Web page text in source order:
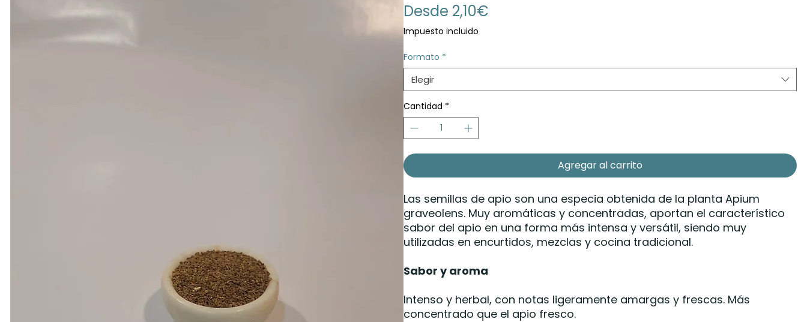
Desde 2,10€
Impuesto incluido
Formato *
Elegir
Cantidad *
Agregar al carrito
Las semillas de apio son una especia obtenida de la planta Apium
graveolens. Muy aromáticas y concentradas, aportan el característico
sabor del apio en una forma más intensa y versátil, siendo muy
utilizadas en encurtidos, mezclas y cocina tradicional.
Sabor y aroma
Intenso y herbal, con notas ligeramente amargas y frescas. Más
concentrado que el apio fresco.